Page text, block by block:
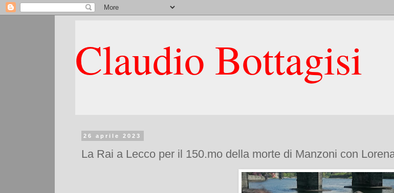
Claudio Bottagisi
26 aprile 2023
La Rai a Lecco per il 150.mo della morte di Manzoni con